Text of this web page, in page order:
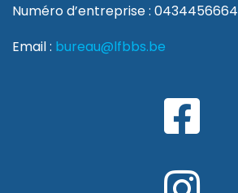
Numéro d’entreprise : 0434456664
Email : bureau@lfbbs.be